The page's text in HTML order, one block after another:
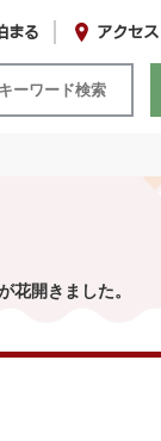
まる アクセス
花開きました。